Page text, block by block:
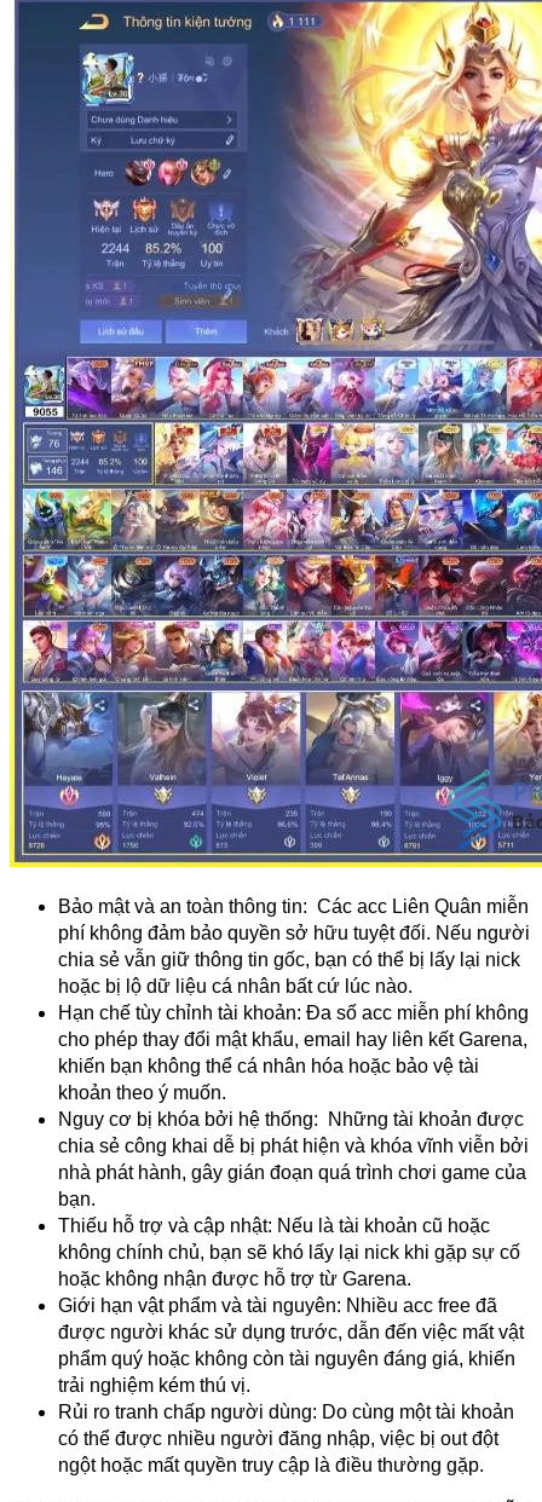
Bảo mật và an toàn thông tin:  Các acc Liên Quân miễn
phí không đảm bảo quyền sở hữu tuyệt đối. Nếu người
chia sẻ vẫn giữ thông tin gốc, bạn có thể bị lấy lại nick
hoặc bị lộ dữ liệu cá nhân bất cứ lúc nào.
Hạn chế tùy chỉnh tài khoản: Đa số acc miễn phí không
cho phép thay đổi mật khẩu, email hay liên kết Garena,
khiến bạn không thể cá nhân hóa hoặc bảo vệ tài
khoản theo ý muốn.
Nguy cơ bị khóa bởi hệ thống:  Những tài khoản được
chia sẻ công khai dễ bị phát hiện và khóa vĩnh viễn bởi
nhà phát hành, gây gián đoạn quá trình chơi game của
bạn.
Thiếu hỗ trợ và cập nhật: Nếu là tài khoản cũ hoặc
không chính chủ, bạn sẽ khó lấy lại nick khi gặp sự cố
hoặc không nhận được hỗ trợ từ Garena.
Giới hạn vật phẩm và tài nguyên: Nhiều acc free đã
được người khác sử dụng trước, dẫn đến việc mất vật
phẩm quý hoặc không còn tài nguyên đáng giá, khiến
trải nghiệm kém thú vị.
Rủi ro tranh chấp người dùng: Do cùng một tài khoản
có thể được nhiều người đăng nhập, việc bị out đột
ngột hoặc mất quyền truy cập là điều thường gặp.